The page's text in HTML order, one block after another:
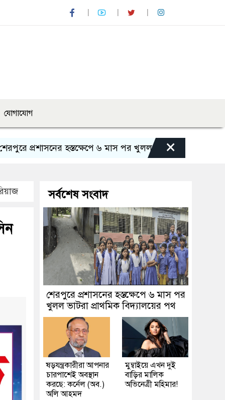
যোগাযোগ
হস্তক্ষেপে ৬ মাস পর খুলল ভাটরা প্রাথমিক বিদ্যালয়ের
×
সর্বশেষ সংবাদ
শেরপুরে প্রশাসনের হস্তক্ষেপে ৬ মাস পর
খুলল ভাটরা প্রাথমিক বিদ্যালয়ের পথ
ষড়যন্ত্রকারীরা আপনার
চারপাশেই অবস্থান
করছে: কর্নেল (অব.)
অলি আহমদ
মুম্বাইয়ে এখন দুই
বাড়ির মালিক
অভিনেত্রী মহিমার!